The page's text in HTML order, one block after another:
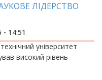
ЛІДЕРСТВО
14:51
університет
високий рівень